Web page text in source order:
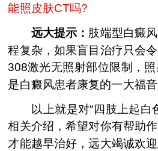
能照皮肤CT吗?
远大提示： 肢端型白癜
程复杂，如果盲目治疗只会
308激光无照射部位限制，照
是白癜风患者康复的一大福音
以上就是对“四肢上起白
相关介绍，希望对你有帮助
才能越早治好，远大竭诚欢